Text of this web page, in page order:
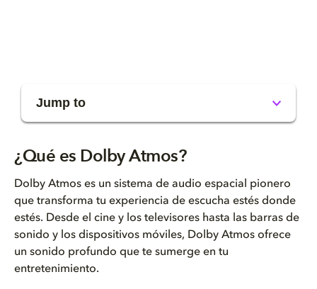
Jump to
Dolby Atmos llega a casa
Receptores AV con Dolby Atmos
¿Qué es Dolby Atmos?
Dolby Atmos es un sistema de audio espacial pionero
que transforma tu experiencia de escucha estés donde
estés. Desde el cine y los televisores hasta las barras de
sonido y los dispositivos móviles, Dolby Atmos ofrece
un sonido profundo que te sumerge en tu
entretenimiento.